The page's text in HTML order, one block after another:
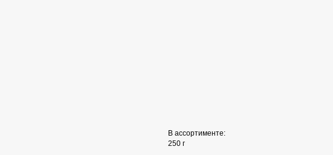
В ассортименте:
250 г